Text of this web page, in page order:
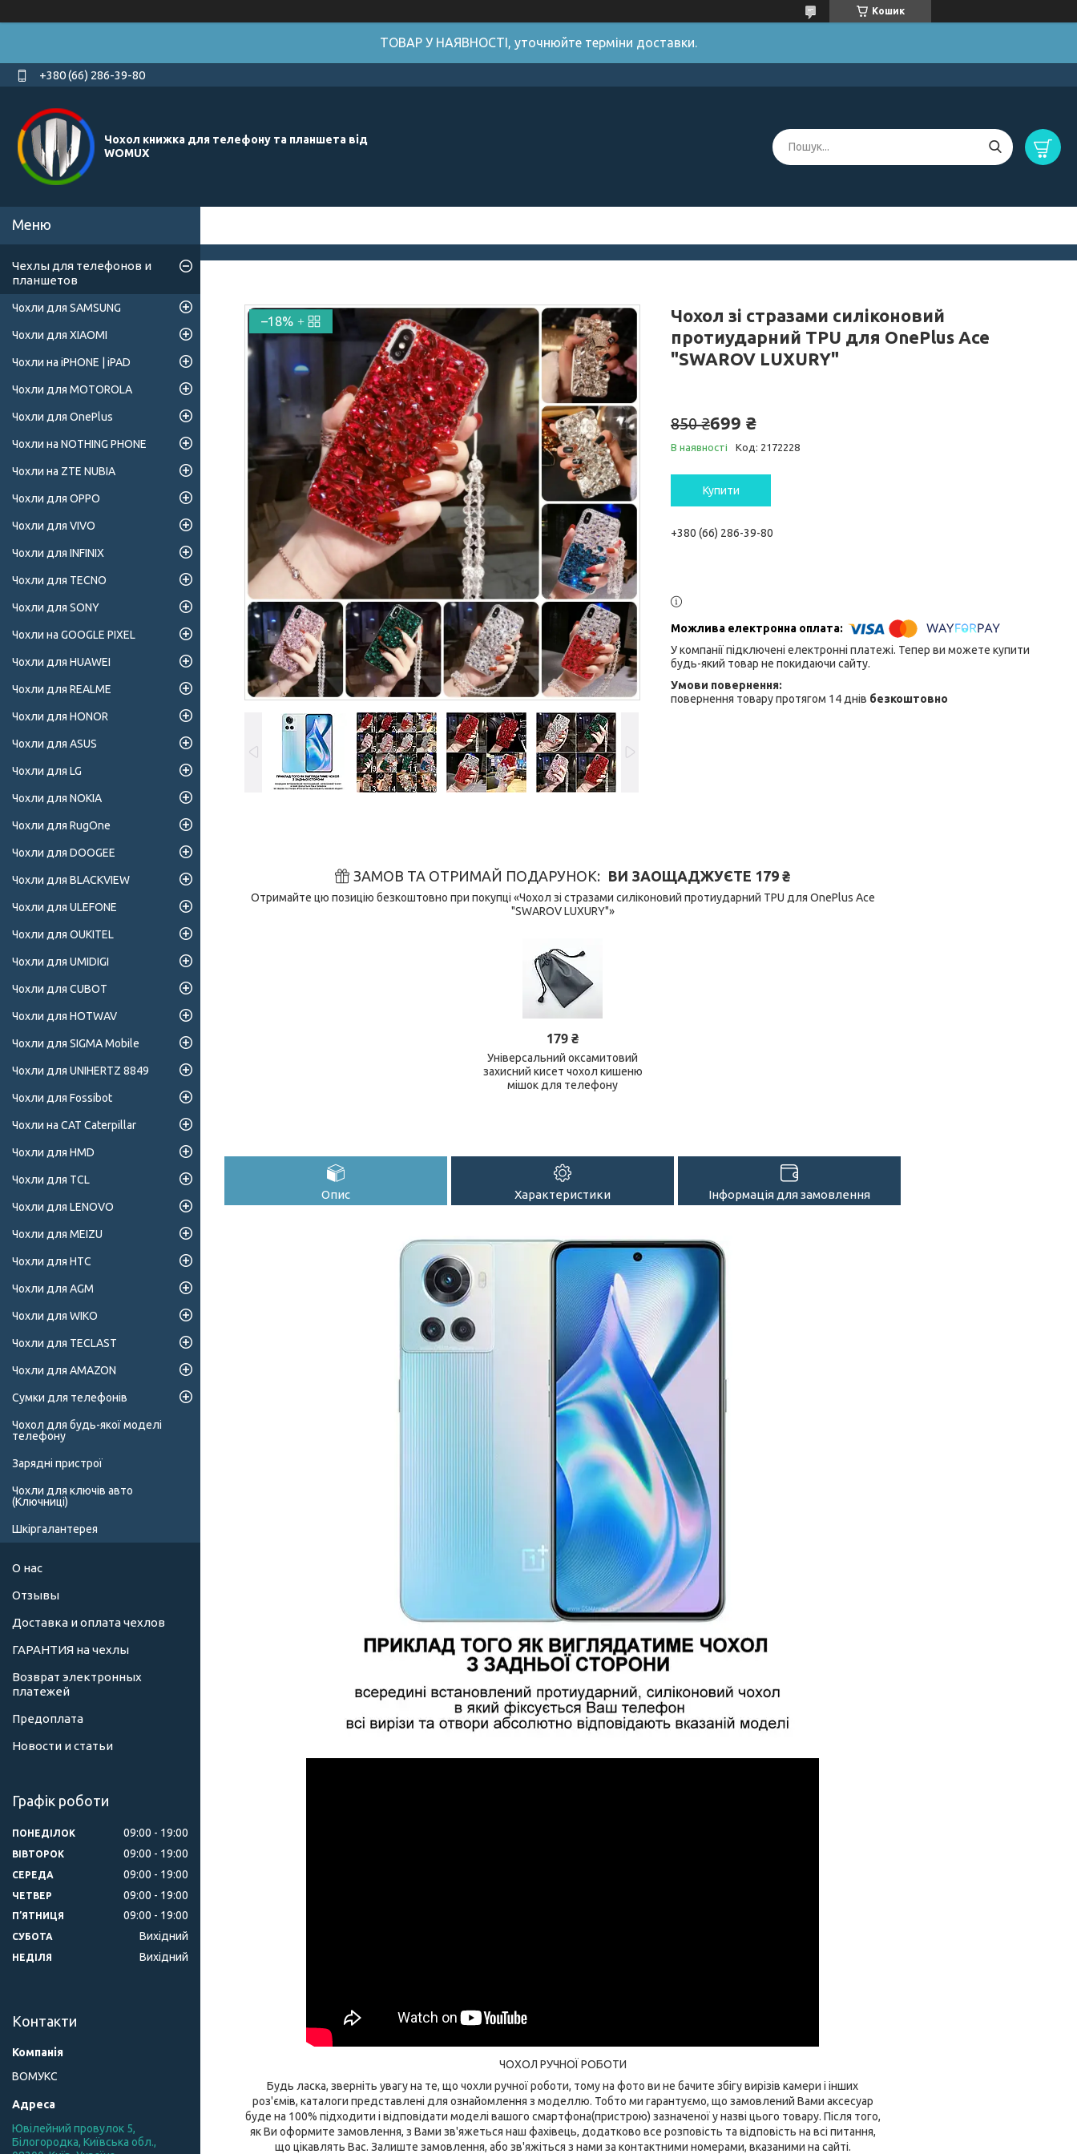
Кошик
ТОВАР У НАЯВНОСТІ, уточнюйте терміни доставки.
+380 (66) 286-39-80
Чохол книжка для телефону та планшета від
WOMUX
–18%
Чохол зі стразами силіконовий
протиударний TPU для OnePlus Ace
"SWAROV LUXURY"
850 ₴699 ₴
В наявності Код: 2172228
Купити
+380 (66) 286-39-80
У компанії підключені електронні платежі. Тепер ви можете купити
будь-який товар не покидаючи сайту.
повернення товару протягом 14 днів безкоштовно
ЗАМОВ ТА ОТРИМАЙ ПОДАРУНОК ВИ ЗАОЩАДЖУЄТЕ 179 ₴
Отримайте цю позицію безкоштовно при покупці «Чохол зі стразами силіконовий протиударний TPU для OnePlus Ace
"SWAROV LUXURY"»
179 ₴
Універсальний оксамитовий
захисний кисет чохол кишеню
мішок для телефону
Опис Характеристики Інформація для замовлення
ЧОХОЛ РУЧНОЇ РОБОТИ
Будь ласка, зверніть увагу на те, що чохли ручної роботи, тому на фото ви не бачите збігу вирізів камери і інших
роз'ємів, каталоги представлені для ознайомлення з моделлю. Тобто ми гарантуємо, що замовлений Вами аксесуар
буде на 100% підходити і відповідати моделі вашого смартфона(пристрою) зазначеної у назві цього товару. Після того,
як Ви оформите замовлення, з Вами зв'яжеться наш фахівець, додатково все розповість та відповість на всі питання,
що цікавлять Вас. Залиште замовлення, або зв'яжіться з нами за контактними номерами, вказаними на сайті.
Чехлы для телефонов и
планшетов
Чохли для SAMSUNG
Чохли для XIAOMI
Чохли на iPHONE | iPAD
Чохли для MOTOROLA
Чохли для OnePlus
Чохли на NOTHING PHONE
Чохли на ZTE NUBIA
Чохли для OPPO
Чохли для VIVO
Чохли для INFINIX
Чохли для TECNO
Чохли для SONY
Чохли на GOOGLE PIXEL
Чохли для HUAWEI
Чохли для REALME
Чохли для HONOR
Чохли для ASUS
Чохли для LG
Чохли для NOKIA
Чохли для RugOne
Чохли для DOOGEE
Чохли для BLACKVIEW
Чохли для ULEFONE
Чохли для OUKITEL
Чохли для UMIDIGI
Чохли для CUBOT
Чохли для HOTWAV
Чохли для SIGMA Mobile
Чохли для UNIHERTZ 8849
Чохли для Fossibot
Чохли на CAT Caterpillar
Чохли для HMD
Чохли для TCL
Чохли для LENOVO
Чохли для MEIZU
Чохли для HTC
Чохли для AGM
Чохли для WIKO
Чохли для TECLAST
Чохли для AMAZON
Сумки для телефонів
Чохол для будь-якої моделі
телефону
Зарядні пристрої
Чохли для ключів авто
(Ключниці)
Шкіргалантерея
О нас
Отзывы
Доставка и оплата чехлов
ГАРАНТИЯ на чехлы
Возврат электронных
платежей
Предоплата
Новости и статьи
Графік роботи
ПОНЕДІЛОК 09:00 19:00
ВІВТОРОК 09:00 19:00
СЕРЕДА 09:00 19:00
ЧЕТВЕР 09:00 19:00
ПʼЯТНИЦЯ 09:00 19:00
СУБОТА Вихідний
НЕДІЛЯ Вихідний
Контакти
ВОМУКС
Ювілейний провулок 5,
Білогородка, Київська обл.,